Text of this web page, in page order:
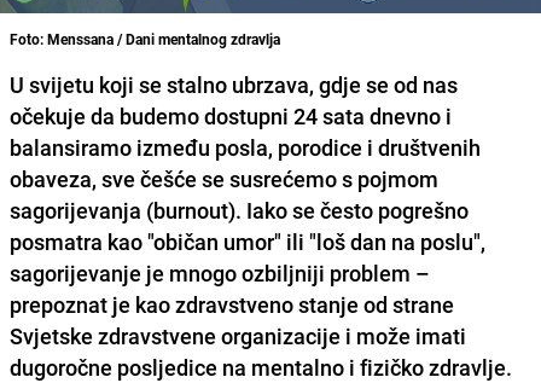
Foto: Menssana / Dani mentalnog zdravlja
U svijetu koji se stalno ubrzava, gdje se od nas
očekuje da budemo dostupni 24 sata dnevno i
balansiramo između posla, porodice i društvenih
obaveza, sve češće se susrećemo s pojmom
sagorijevanja (burnout). Iako se često pogrešno
posmatra kao "običan umor" ili "loš dan na poslu",
sagorijevanje je mnogo ozbiljniji problem –
prepoznat je kao zdravstveno stanje od strane
Svjetske zdravstvene organizacije i može imati
dugoročne posljedice na mentalno i fizičko zdravlje.